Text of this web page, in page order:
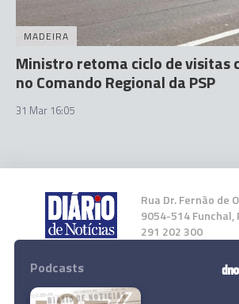
MADEIRA
Ministro retoma ciclo de visitas
no Comando Regional da PSP
31 Mar 16:05
Rua Dr. Fernão de
9054-514 Funchal,
291 202 300
Instale a nossa App
Podcasts